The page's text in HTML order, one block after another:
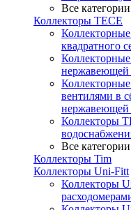
Все
Коллекторы TECE
квадратного
нержавеющей
вентилями в
нержавеющей
Коллекторы
Все
Коллекторы Tim
Коллекторы Uni-Fitt
Коллекторы